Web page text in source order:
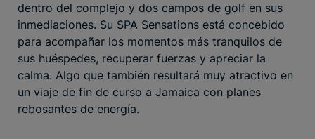
dentro del complejo y dos campos de golf en sus
inmediaciones. Su SPA Sensations está concebido
para acompañar los momentos más tranquilos de
sus huéspedes, recuperar fuerzas y apreciar la
calma. Algo que también resultará muy atractivo en
un viaje de fin de curso a Jamaica con planes
rebosantes de energía.